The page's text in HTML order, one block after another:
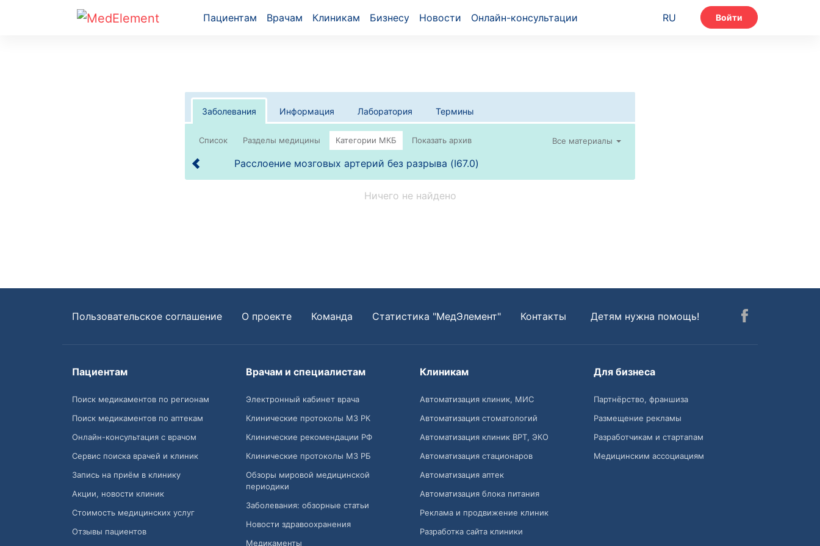
Пациентам Врачам Клиникам Бизнесу Новости Онлайн-консультации RU Войти
Заболевания Информация Лаборатория Термины
Список Все материалы
Расслоение мозговых артерий без разрыва (I67.0)
Ничего не найдено
Пользовательское соглашение О проекте Команда Статистика "МедЭлемент" Контакты Детям нужна помощь!
Пациентам
Поиск медикаментов по регионам
Поиск медикаментов по аптекам
Онлайн-консультация с врачом
Сервис поиска врачей и клиник
Запись на приём в клинику
Акции, новости клиник
Стоимость медицинских услуг
Отзывы пациентов
Врачам и специалистам
Электронный кабинет врача
Клинические протоколы МЗ РК
Клинические рекомендации РФ
Клинические протоколы МЗ РБ
Обзоры мировой медицинской
периодики
Заболевания: обзорные статьи
Новости здравоохранения
Медикаменты
Клиникам
Автоматизация клиник, МИС
Автоматизация стоматологий
Автоматизация клиник ВРТ, ЭКО
Автоматизация стационаров
Автоматизация аптек
Автоматизация блока питания
Реклама и продвижение клиник
Разработка сайта клиники
Для бизнеса
Партнёрство, франшиза
Размещение рекламы
Разработчикам и стартапам
Медицинским ассоциациям